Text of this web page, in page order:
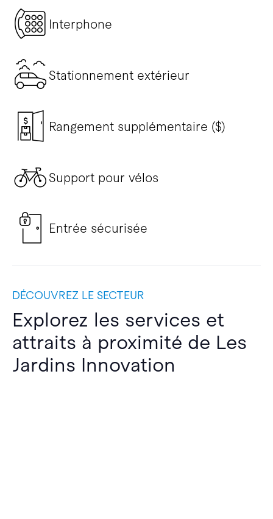
Interphone
Stationnement extérieur
Rangement supplémentaire ($)
Support pour vélos
Entrée sécurisée
DÉCOUVREZ LE SECTEUR
Explorez les services et
attraits à proximité de Les
Jardins Innovation